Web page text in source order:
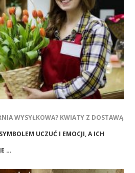
WYSYŁKOWA? KWIATY Z DOSTAWĄ
UCZUĆ I EMOCJI, A ICH
…